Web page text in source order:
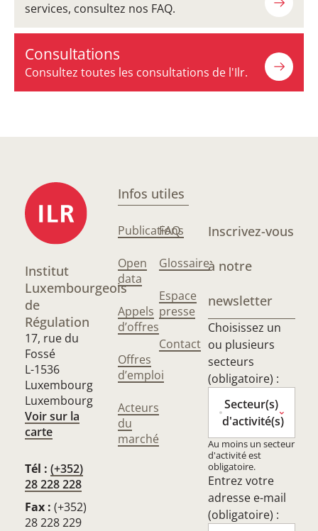
services, consultez nos FAQ.
Consultations
Consultez toutes les consultations de l'Ilr.
Institut
Luxembourgeois
de
Régulation
17, rue du
Fossé
L-1536
Luxembourg
Luxembourg
Voir sur la
carte
Tél : (+352)
28 228 228
Fax : (+352)
28 228 229
Infos utiles
Publications
Open
data
Appels
d’offres
Offres
d’emploi
Acteurs
du
marché
FAQ
Glossaire
Espace
presse
Contact
Inscrivez-vous
à notre
newsletter
Choisissez un
ou plusieurs
secteurs
(obligatoire) :
Secteur(s)
d'activité(s)
Au moins un secteur
d'activité est
obligatoire.
Entrez votre
adresse e-mail
(obligatoire) :